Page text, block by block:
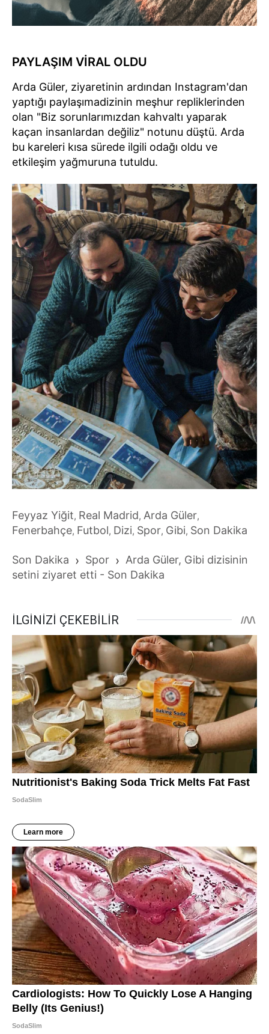
PAYLAŞIM VİRAL OLDU
Arda Güler, ziyaretinin ardından Instagram'dan
yaptığı paylaşımadizinin meşhur repliklerinden
olan "Biz sorunlarımızdan kahvaltı yaparak
kaçan insanlardan değiliz" notunu düştü. Arda
bu kareleri kısa sürede ilgili odağı oldu ve
etkileşim yağmuruna tutuldu.
Feyyaz Yiğit, Real Madrid, Arda Güler,
Fenerbahçe, Futbol, Dizi, Spor, Gibi, Son Dakika
Son Dakika › Spor › Arda Güler, Gibi dizisinin
setini ziyaret etti - Son Dakika